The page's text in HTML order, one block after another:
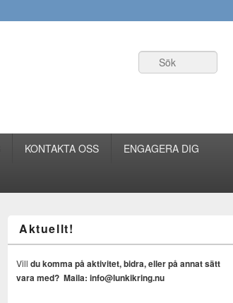
KONTAKTA OSS ENGAGERA DIG
Aktuellt!
Vill du komma på aktivitet, bidra, eller på annat sätt
vara med? Maila: info@lunkikring.nu